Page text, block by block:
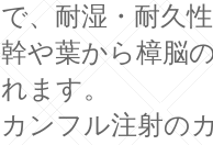
で、耐湿・耐久
幹や葉から樟脳
れます。
カンフル注射の